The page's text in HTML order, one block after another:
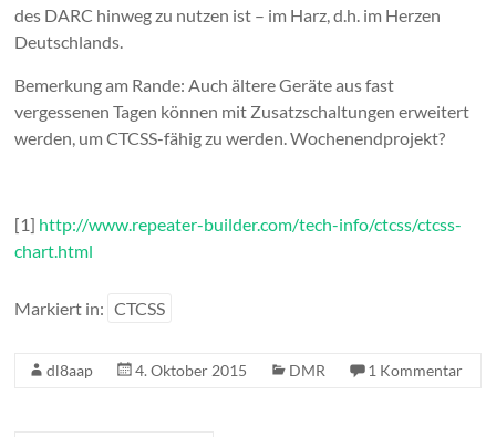
des DARC hinweg zu nutzen ist – im Harz, d.h. im Herzen
Deutschlands.
Bemerkung am Rande: Auch ältere Geräte aus fast
vergessenen Tagen können mit Zusatzschaltungen erweitert
werden, um CTCSS-fähig zu werden. Wochenendprojekt?
[1] http://www.repeater-builder.com/tech-info/ctcss/ctcss-
chart.html
Markiert in: CTCSS
dl8aap 4. Oktober 2015 DMR 1 Kommentar